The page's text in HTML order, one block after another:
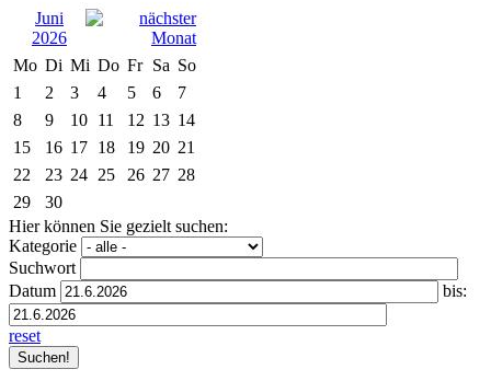
Juni
2026
Mo Di Mi Do Fr Sa So
1
2 3 4 5 6
7
8
9 10 11 12 13 14
15
16 17 18 19 20 21
22
23 24 25 26 27 28
29
30
Hier können Sie gezielt suchen:
Kategorie
Suchwort
Datum
bis:
reset